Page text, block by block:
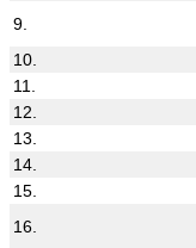
9.
10.
11.
12.
13.
14.
15.
16.